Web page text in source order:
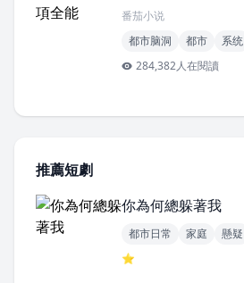
番茄小说
都市脑洞
都市
系统
284,382人在閱讀
推薦短劇
你為何總躲著我
都市日常 家庭
懸疑
⭐